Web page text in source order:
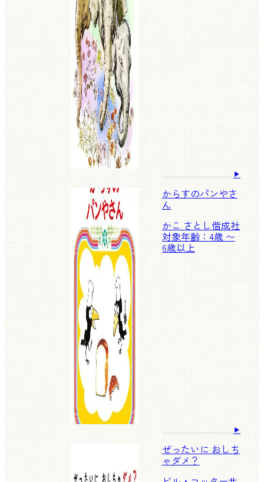
からすのパンやさ
ん
かこ さとし偕成社
対象年齢：4歳 〜
6歳以上
ぜったいに おしち
ゃダメ？